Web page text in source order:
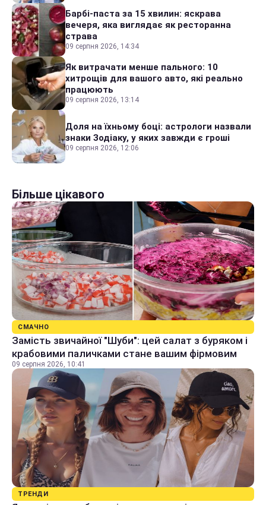
Барбі-паста за 15 хвилин: яскрава
вечеря, яка виглядає як ресторанна
страва
09 серпня 2026, 14:34
Як витрачати менше пального: 10
хитрощів для вашого авто, які реально
працюють
09 серпня 2026, 13:14
Доля на їхньому боці: астрологи назвали
знаки Зодіаку, у яких завжди є гроші
09 серпня 2026, 12:06
Більше цікавого
СМАЧНО
Замість звичайної "Шуби": цей салат з буряком і
крабовими паличками стане вашим фірмовим
09 серпня 2026, 10:41
ТРЕНДИ